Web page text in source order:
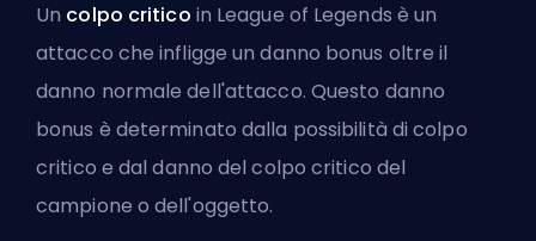
Un colpo critico in League of Legends è un
attacco che infligge un danno bonus oltre il
danno normale dell'attacco. Questo danno
bonus è determinato dalla possibilità di colpo
critico e dal danno del colpo critico del
campione o dell'oggetto.